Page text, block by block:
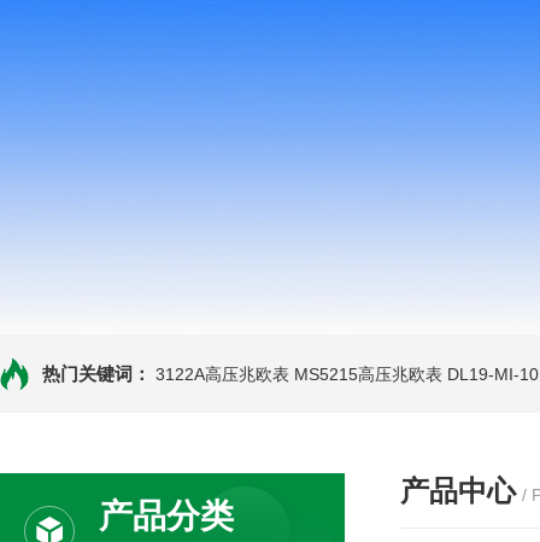
热门关键词： 3122A高压兆欧表 MS5215高压兆欧表 DL19-MI-
产品分类
产品中心 /